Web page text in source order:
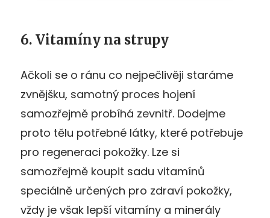
6. Vitamíny na strupy
Ačkoli se o ránu co nejpečlivěji staráme
zvnějšku, samotný proces hojení
samozřejmě probíhá zevnitř. Dodejme
proto tělu potřebné látky, které potřebuje
pro regeneraci pokožky. Lze si
samozřejmě koupit sadu vitamínů
speciálně určených pro zdraví pokožky,
vždy je však lepší vitamíny a minerály